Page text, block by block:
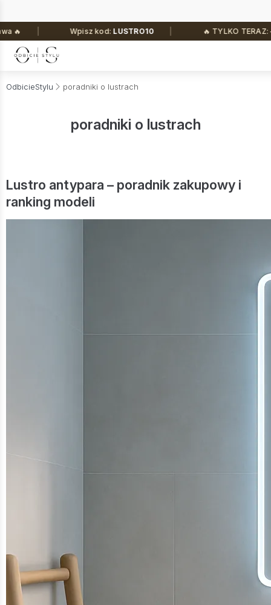
Wpisz kod:LUSTRO10 🔥 TYLKO TERAZ: –10% na
OdbicieStylu poradniki o lustrach
poradniki o lustrach
Lustro antypara – poradnik zakupowy i
ranking modeli